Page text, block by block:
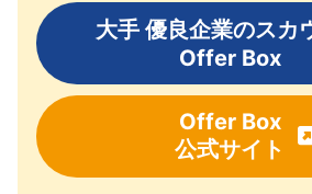
大手 優良企業のスカ
Offer Box
Offer Box
公式サイト